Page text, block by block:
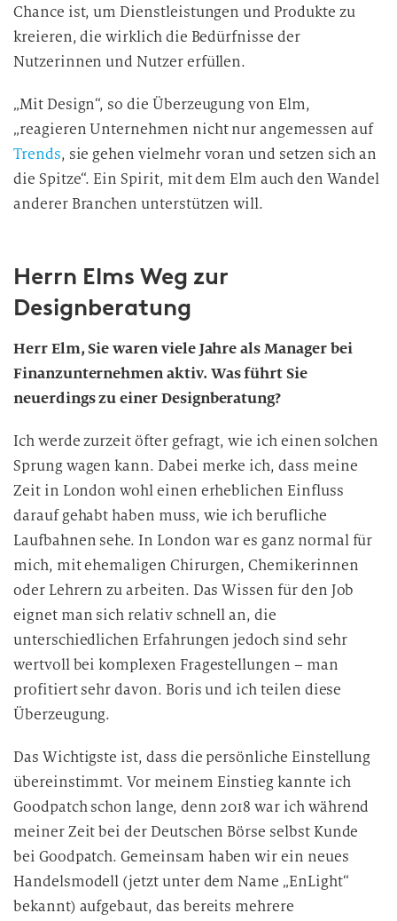
Chance ist, um Dienstleistungen und Produkte zu
kreieren, die wirklich die Bedürfnisse der
Nutzerinnen und Nutzer erfüllen.
„Mit Design“, so die Überzeugung von Elm,
„reagieren Unternehmen nicht nur angemessen auf
Trends, sie gehen vielmehr voran und setzen sich an
die Spitze“. Ein Spirit, mit dem Elm auch den Wandel
anderer Branchen unterstützen will.
Herrn Elms Weg zur
Designberatung
Herr Elm, Sie waren viele Jahre als Manager bei
Finanzunternehmen aktiv. Was führt Sie
neuerdings zu einer Designberatung?
Ich werde zurzeit öfter gefragt, wie ich einen solchen
Sprung wagen kann. Dabei merke ich, dass meine
Zeit in London wohl einen erheblichen Einfluss
darauf gehabt haben muss, wie ich berufliche
Laufbahnen sehe. In London war es ganz normal für
mich, mit ehemaligen Chirurgen, Chemikerinnen
oder Lehrern zu arbeiten. Das Wissen für den Job
eignet man sich relativ schnell an, die
unterschiedlichen Erfahrungen jedoch sind sehr
wertvoll bei komplexen Fragestellungen – man
profitiert sehr davon. Boris und ich teilen diese
Überzeugung.
Das Wichtigste ist, dass die persönliche Einstellung
übereinstimmt. Vor meinem Einstieg kannte ich
Goodpatch schon lange, denn 2018 war ich während
meiner Zeit bei der Deutschen Börse selbst Kunde
bei Goodpatch. Gemeinsam haben wir ein neues
Handelsmodell (jetzt unter dem Name „EnLight“
bekannt) aufgebaut, das bereits mehrere